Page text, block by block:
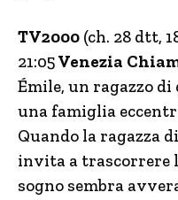
TV2000 (ch. 28 dtt,
21:05Venezia
Émile, un ragazzo
una famiglia
Quando la ragazza
invita a trascorrere
sogno sembra